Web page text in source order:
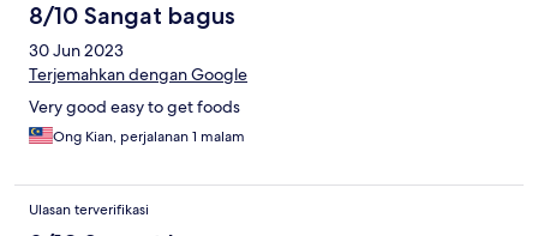
8/10 Sangat bagus
30 Jun 2023
Terjemahkan dengan Google
Very good easy to get foods
Ong Kian, perjalanan 1 malam
Ulasan terverifikasi